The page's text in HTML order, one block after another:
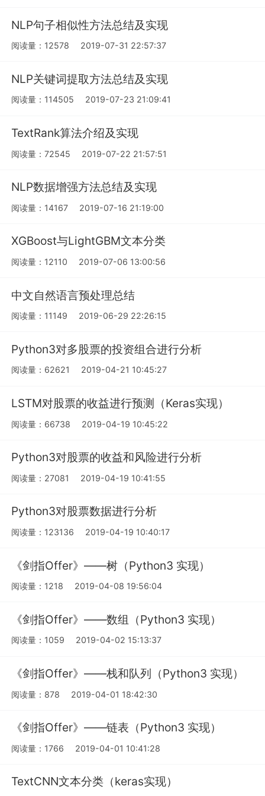
NLP句子相似性方法总结及实现
阅读量：12578 2019-07-31 22:57:37
NLP关键词提取方法总结及实现
阅读量：114505 2019-07-23 21:09:41
TextRank算法介绍及实现
阅读量：72545 2019-07-22 21:57:51
NLP数据增强方法总结及实现
阅读量：14167 2019-07-16 21:19:00
XGBoost与LightGBM文本分类
阅读量：12110 2019-07-06 13:00:56
中文自然语言预处理总结
阅读量：11149 2019-06-29 22:26:15
Python3对多股票的投资组合进行分析
阅读量：62621 2019-04-21 10:45:27
LSTM对股票的收益进行预测（Keras实现）
阅读量：66738 2019-04-19 10:45:22
Python3对股票的收益和风险进行分析
阅读量：27081 2019-04-19 10:41:55
Python3对股票数据进行分析
阅读量：123136 2019-04-19 10:40:17
《剑指Offer》——树（Python3 实现）
阅读量：1218 2019-04-08 19:56:04
《剑指Offer》——数组（Python3 实现）
阅读量：1059 2019-04-02 15:13:37
《剑指Offer》——栈和队列（Python3 实现）
阅读量：878 2019-04-01 18:42:30
《剑指Offer》——链表（Python3 实现）
阅读量：1766 2019-04-01 10:41:28
TextCNN文本分类（keras实现）